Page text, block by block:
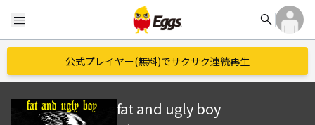
menu search
公式プレイヤー(無料)でサクサク連続再生
fat and ugly boy